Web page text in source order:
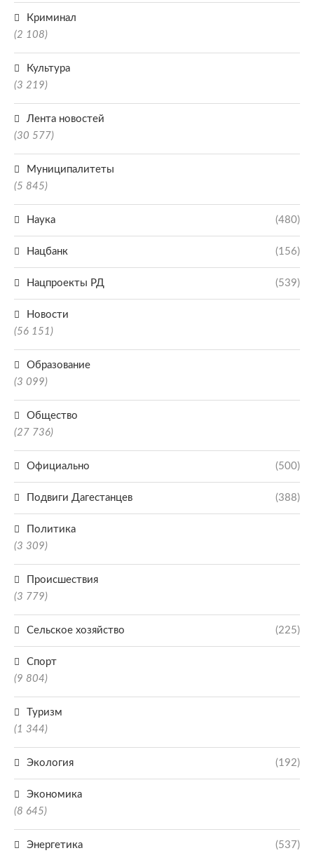
Криминал
(2 108)
Культура
(3 219)
Лента новостей
(30 577)
Муниципалитеты
(5 845)
Наука (480)
Нацбанк (156)
Нацпроекты РД (539)
Новости
(56 151)
Образование
(3 099)
Общество
(27 736)
Официально (500)
Подвиги Дагестанцев (388)
Политика
(3 309)
Происшествия
(3 779)
Сельское хозяйство (225)
Спорт
(9 804)
Туризм
(1 344)
Экология (192)
Экономика
(8 645)
Энергетика (537)